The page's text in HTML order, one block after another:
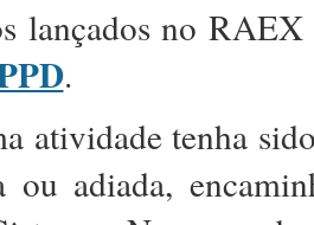
lançados no
.
atividade tenha
ou adiada,